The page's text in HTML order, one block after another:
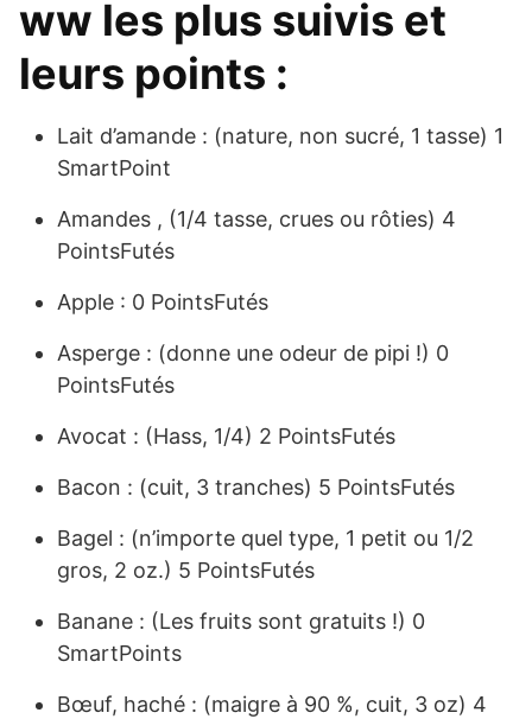
ww les plus suivis et
leurs points :
Lait d’amande : (nature, non sucré, 1 tasse) 1
SmartPoint
Amandes , (1/4 tasse, crues ou rôties) 4
PointsFutés
Apple : 0 PointsFutés
Asperge : (donne une odeur de pipi !) 0
PointsFutés
Avocat : (Hass, 1/4) 2 PointsFutés
Bacon : (cuit, 3 tranches) 5 PointsFutés
Bagel : (n’importe quel type, 1 petit ou 1/2
gros, 2 oz.) 5 PointsFutés
Banane : (Les fruits sont gratuits !) 0
SmartPoints
Bœuf, haché : (maigre à 90 %, cuit, 3 oz) 4